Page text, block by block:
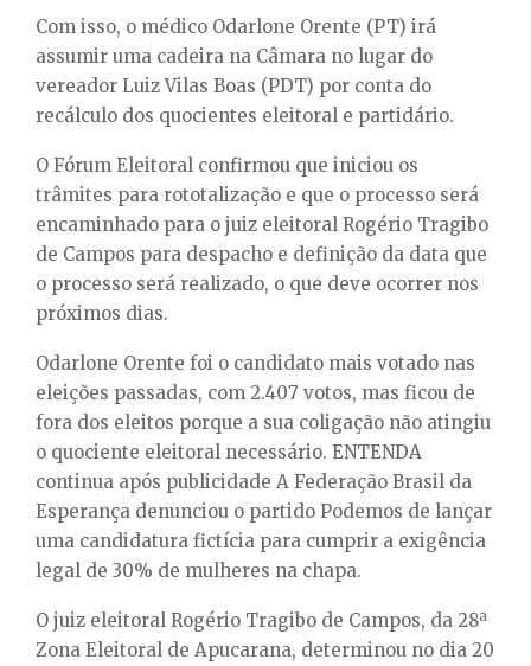
Com isso, o médico Odarlone Orente (PT) irá
assumir uma cadeira na Câmara no lugar do
vereador Luiz Vilas Boas (PDT) por conta do
recálculo dos quocientes eleitoral e partidário.
O Fórum Eleitoral confirmou que iniciou os
trâmites para rototalização e que o processo será
encaminhado para o juiz eleitoral Rogério Tragibo
de Campos para despacho e definição da data que
o processo será realizado, o que deve ocorrer nos
próximos dias.
Odarlone Orente foi o candidato mais votado nas
eleições passadas, com 2.407 votos, mas ficou de
fora dos eleitos porque a sua coligação não atingiu
o quociente eleitoral necessário. ENTENDA
continua após publicidade A Federação Brasil da
Esperança denunciou o partido Podemos de lançar
uma candidatura fictícia para cumprir a exigência
legal de 30% de mulheres na chapa.
O juiz eleitoral Rogério Tragibo de Campos, da 28ª
Zona Eleitoral de Apucarana, determinou no dia 20